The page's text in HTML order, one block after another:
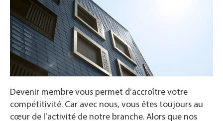
Devenir membre vous permet d’accroître votre
compétitivité. Car avec nous, vous êtes toujours au
cœur de l’activité de notre branche. Alors que nos